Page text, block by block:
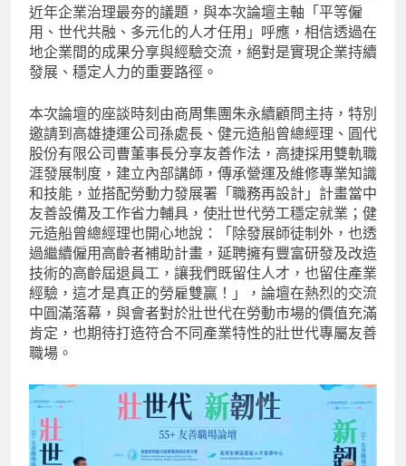
近年企業治理最夯的議題，與本次論壇主軸「平等僱
用、世代共融、多元化的人才任用」呼應，相信透過在
地企業間的成果分享與經驗交流，絕對是實現企業持續
發展、穩定人力的重要路徑。
本次論壇的座談時刻由商周集團朱永續顧問主持，特別
邀請到高雄捷運公司孫處長、健元造船曾總經理、圓代
股份有限公司曹董事長分享友善作法，高捷採用雙軌職
涯發展制度，建立內部講師，傳承營運及維修專業知識
和技能，並搭配勞動力發展署「職務再設計」計畫當中
友善設備及工作省力輔具，使壯世代勞工穩定就業；健
元造船曾總經理也開心地說：「除發展師徒制外，也透
過繼續僱用高齡者補助計畫，延聘擁有豐富研發及改造
技術的高齡屆退員工，讓我們既留住人才，也留住產業
經驗，這才是真正的勞雇雙贏！」，論壇在熱烈的交流
中圓滿落幕，與會者對於壯世代在勞動市場的價值充滿
肯定，也期待打造符合不同產業特性的壯世代專屬友善
職場。